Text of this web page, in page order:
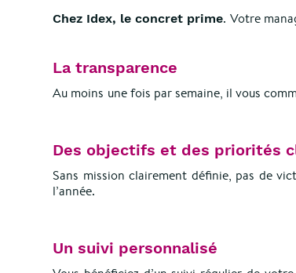
Chez Idex, le concret prime. Votre
La transparence
Au moins une fois par semaine, il vous
Des objectifs et des priorités
Sans mission clairement définie, pas de
l’année.
Un suivi personnalisé